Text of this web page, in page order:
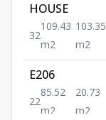
HOUSE
32
109.43
m2
103.35
m2
E206
22
85.52
m2
20.73
m2